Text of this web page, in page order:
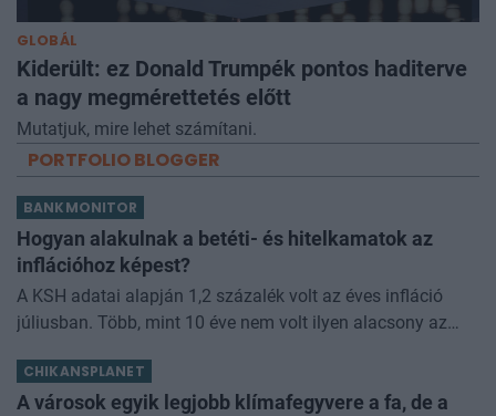
GLOBÁL
Kiderült: ez Donald Trumpék pontos haditerve
a nagy megmérettetés előtt
Mutatjuk, mire lehet számítani.
PORTFOLIO BLOGGER
BANKMONITOR
Hogyan alakulnak a betéti- és hitelkamatok az
inflációhoz képest?
A KSH adatai alapján 1,2 százalék volt az éves infláció
júliusban. Több, mint 10 éve nem volt ilyen alacsony az
adathoz képest hogyan alakul
CHIKANSPLANET
A városok egyik legjobb klímafegyvere a fa, de a